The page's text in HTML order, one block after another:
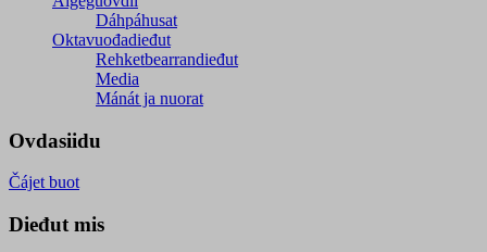
Dáhpáhusat
Oktavuođadieđut
Rehketbearrandieđut
Media
Mánát ja nuorat
Ovdasiidu
Čájet buot
Dieđut mis